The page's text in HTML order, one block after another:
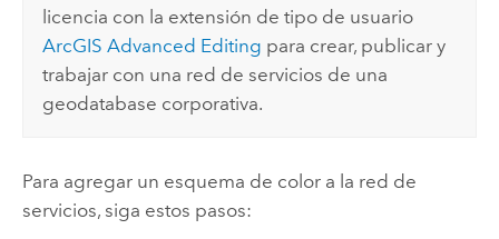
licencia con la extensión de tipo de usuario
ArcGIS Advanced Editing para crear, publicar y
trabajar con una red de servicios de una
geodatabase corporativa.
Para agregar un esquema de color a la red de
servicios, siga estos pasos: